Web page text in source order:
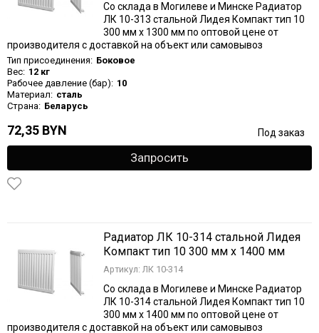
Со склада в Могилеве и Минске Радиатор
ЛК 10-313 стальной Лидея Компакт тип 10
300 мм х 1300 мм по оптовой цене от
производителя с доставкой на объект или самовывоз
Тип присоединения: Боковое
Вес: 12 кг
Рабочее давление (бар): 10
Материал: сталь
Страна: Беларусь
72,35 BYN Под заказ
Запросить
Радиатор ЛК 10-314 стальной Лидея
Компакт тип 10 300 мм х 1400 мм
Артикул: ЛК 10-314
Со склада в Могилеве и Минске Радиатор
ЛК 10-314 стальной Лидея Компакт тип 10
300 мм х 1400 мм по оптовой цене от
производителя с доставкой на объект или самовывоз